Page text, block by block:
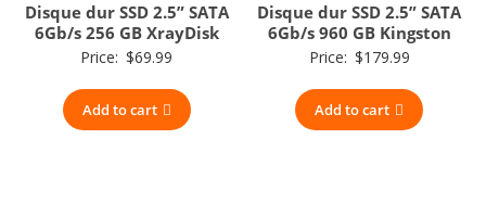
Disque dur SSD 2.5” SATA
6Gb/s 256 GB XrayDisk
Price: $69.99
Add to cart
Disque dur SSD 2.5” SATA
6Gb/s 960 GB Kingston
Price: $179.99
Add to cart